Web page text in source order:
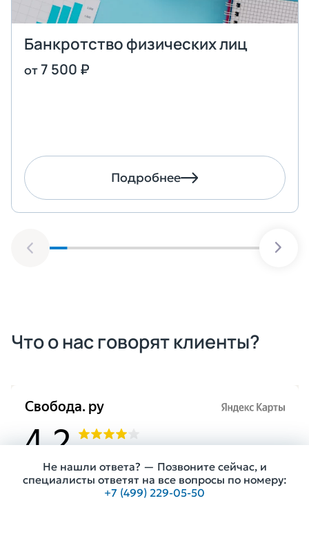
Банкротство физических лиц
от7 500 ₽
Подробнее
Что о нас говорят клиенты?
Не нашли ответа? — Позвоните сейчас, и
специалисты ответят на все вопросы по номеру:
+7 (499) 229-05-50